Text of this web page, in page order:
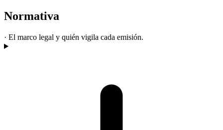
Normativa
· El marco legal y quién vigila cada emisión.